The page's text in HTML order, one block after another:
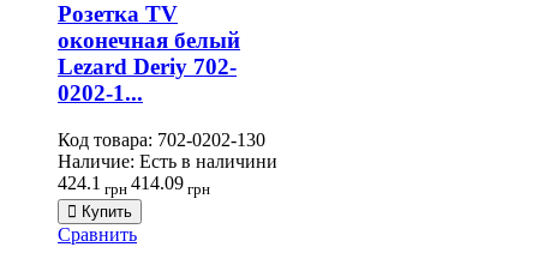
Розетка TV
оконечная белый
Lezard Deriy 702-
0202-1...
Код товара: 702-0202-130
Наличие: Есть в наличини
424.1 грн 414.09 грн
Купить
Сравнить